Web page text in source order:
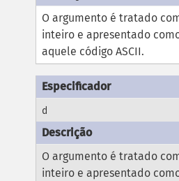
O argumento é tratado
inteiro e apresentado
aquele código ASCII.
d
O argumento é tratado
inteiro e apresentado